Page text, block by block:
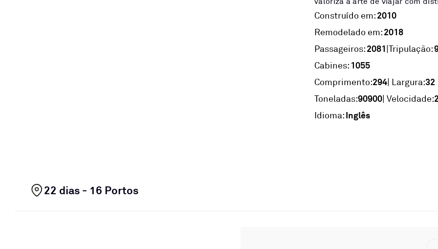
Construído em:2010
Remodelado em:2018
Passageiros:2081|Tripulação:
Cabines: 1055
Comprimento:294| Largura:32
Toneladas:90900| Velocidade:
Idioma:Inglês
22 dias - 16 Portos